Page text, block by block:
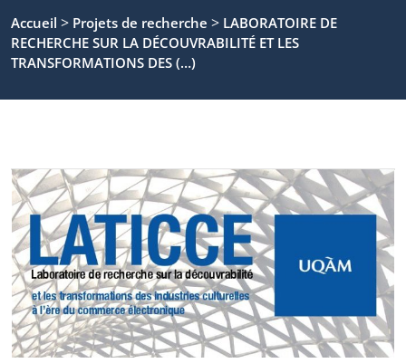
Accueil > Projets de recherche > LABORATOIRE DE
RECHERCHE SUR LA DÉCOUVRABILITÉ ET LES
TRANSFORMATIONS DES (…)